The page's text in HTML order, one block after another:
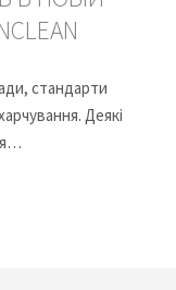
стандарти
Деякі